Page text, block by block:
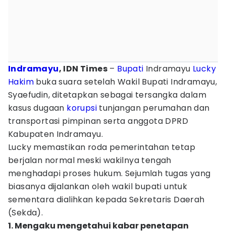
Indramayu, IDN Times – Bupati Indramayu Lucky
Hakim buka suara setelah Wakil Bupati Indramayu,
Syaefudin, ditetapkan sebagai tersangka dalam
kasus dugaan korupsi tunjangan perumahan dan
transportasi pimpinan serta anggota DPRD
Kabupaten Indramayu.
Lucky memastikan roda pemerintahan tetap
berjalan normal meski wakilnya tengah
menghadapi proses hukum. Sejumlah tugas yang
biasanya dijalankan oleh wakil bupati untuk
sementara dialihkan kepada Sekretaris Daerah
(Sekda).
1. Mengaku mengetahui kabar penetapan